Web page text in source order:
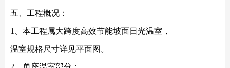
五、工程概况：
1、本工程属大跨度高效节能坡面日光温室，
温室规格尺寸详见平面图。